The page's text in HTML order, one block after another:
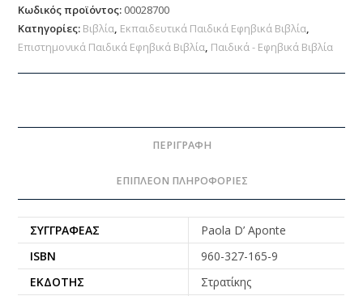
Κωδικός προϊόντος: 00028700
Κατηγορίες: Βιβλία, Εκπαιδευτικά Παιδικά Εφηβικά Βιβλία,
Επιστημονικά Παιδικά Εφηβικά Βιβλία, Παιδικά - Εφηβικά Βιβλία
ΠΕΡΙΓΡΑΦΉ
ΕΠΙΠΛΈΟΝ ΠΛΗΡΟΦΟΡΊΕΣ
ΣΥΓΓΡΑΦΈΑΣ
Paola D’ Aponte
ISBN
960-327-165-9
ΕΚΔΌΤΗΣ
Στρατίκης